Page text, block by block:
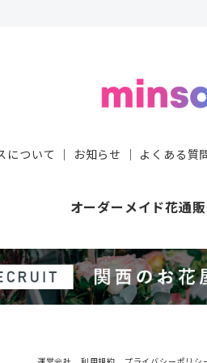
について ｜ お知らせ ｜ よくある質
オーダーメイド花通